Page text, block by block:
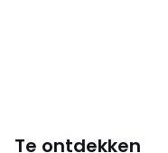
Te ontdekken